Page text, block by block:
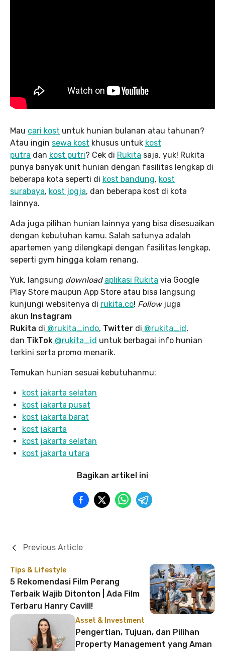
Mau cari kost untuk hunian bulanan atau tahunan?
Atau ingin sewa kost khusus untuk kost
putra dan kost putri? Cek di Rukita saja, yuk! Rukita
punya banyak unit hunian dengan fasilitas lengkap di
beberapa kota seperti di kost bandung, kost
surabaya, kost jogja, dan beberapa kost di kota
lainnya.
Ada juga pilihan hunian lainnya yang bisa disesuaikan
dengan kebutuhan kamu. Salah satunya adalah
apartemen yang dilengkapi dengan fasilitas lengkap,
seperti gym hingga kolam renang.
Yuk, langsung download aplikasi Rukita via Google
Play Store maupun App Store atau bisa langsung
kunjungi websitenya di rukita.co! Followjuga
akun Instagram
Rukita di @rukita_indo, Twitter di @rukita_id ,
dan TikTok @rukita_id untuk berbagai info hunian
terkini serta promo menarik.
Temukan hunian sesuai kebutuhanmu:
kost jakarta selatan
kost jakarta pusat
kost jakarta barat
kost jakarta
kost jakarta selatan
kost jakarta utara
Bagikan artikel ini
Tips & Lifestyle
5 Rekomendasi Film Perang
Terbaik Wajib Ditonton | Ada Film
Terbaru Hanry Cavill!
Previous Article
Asset & Investment
Pengertian, Tujuan, dan Pilihan
Property Management yang Aman